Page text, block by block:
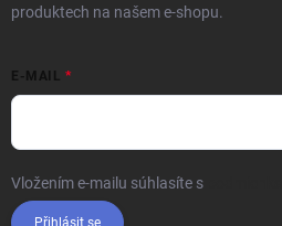
produktech na našem e-shopu.
E-MAIL
Vložením e-mailu súhlasíte s
Přihlásit se